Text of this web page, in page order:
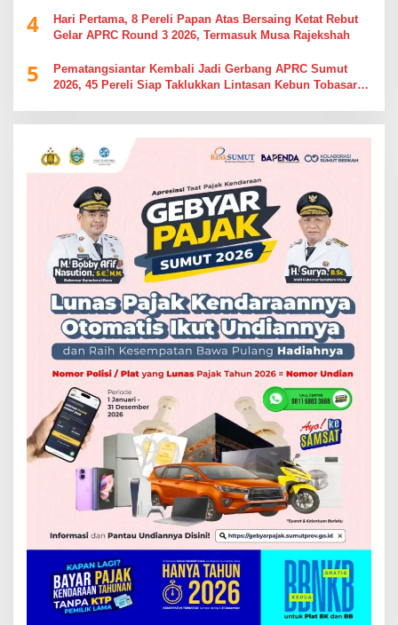
4
Hari Pertama, 8 Pereli Papan Atas Bersaing Ketat Rebut
Gelar APRC Round 3 2026, Termasuk Musa Rajekshah
5
Pematangsiantar Kembali Jadi Gerbang APRC Sumut
2026, 45 Pereli Siap Taklukkan Lintasan Kebun Tobasari